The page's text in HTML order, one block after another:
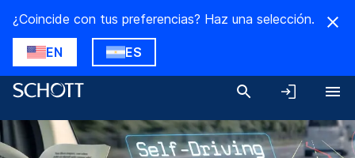
¿Coincide con tus preferencias? Haz una selección.
EN ES